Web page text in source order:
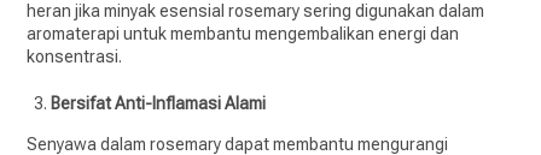
heran jika minyak esensial rosemary sering digunakan dalam
aromaterapi untuk membantu mengembalikan energi dan
konsentrasi.
Bersifat Anti-Inflamasi Alami
Senyawa dalam rosemary dapat membantu mengurangi